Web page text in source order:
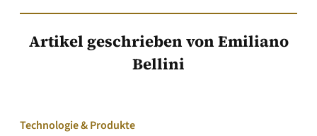
Artikel geschrieben von Emiliano
Bellini
Technologie & Produkte